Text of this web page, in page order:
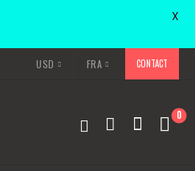
USD FRA CONTACT
0
X